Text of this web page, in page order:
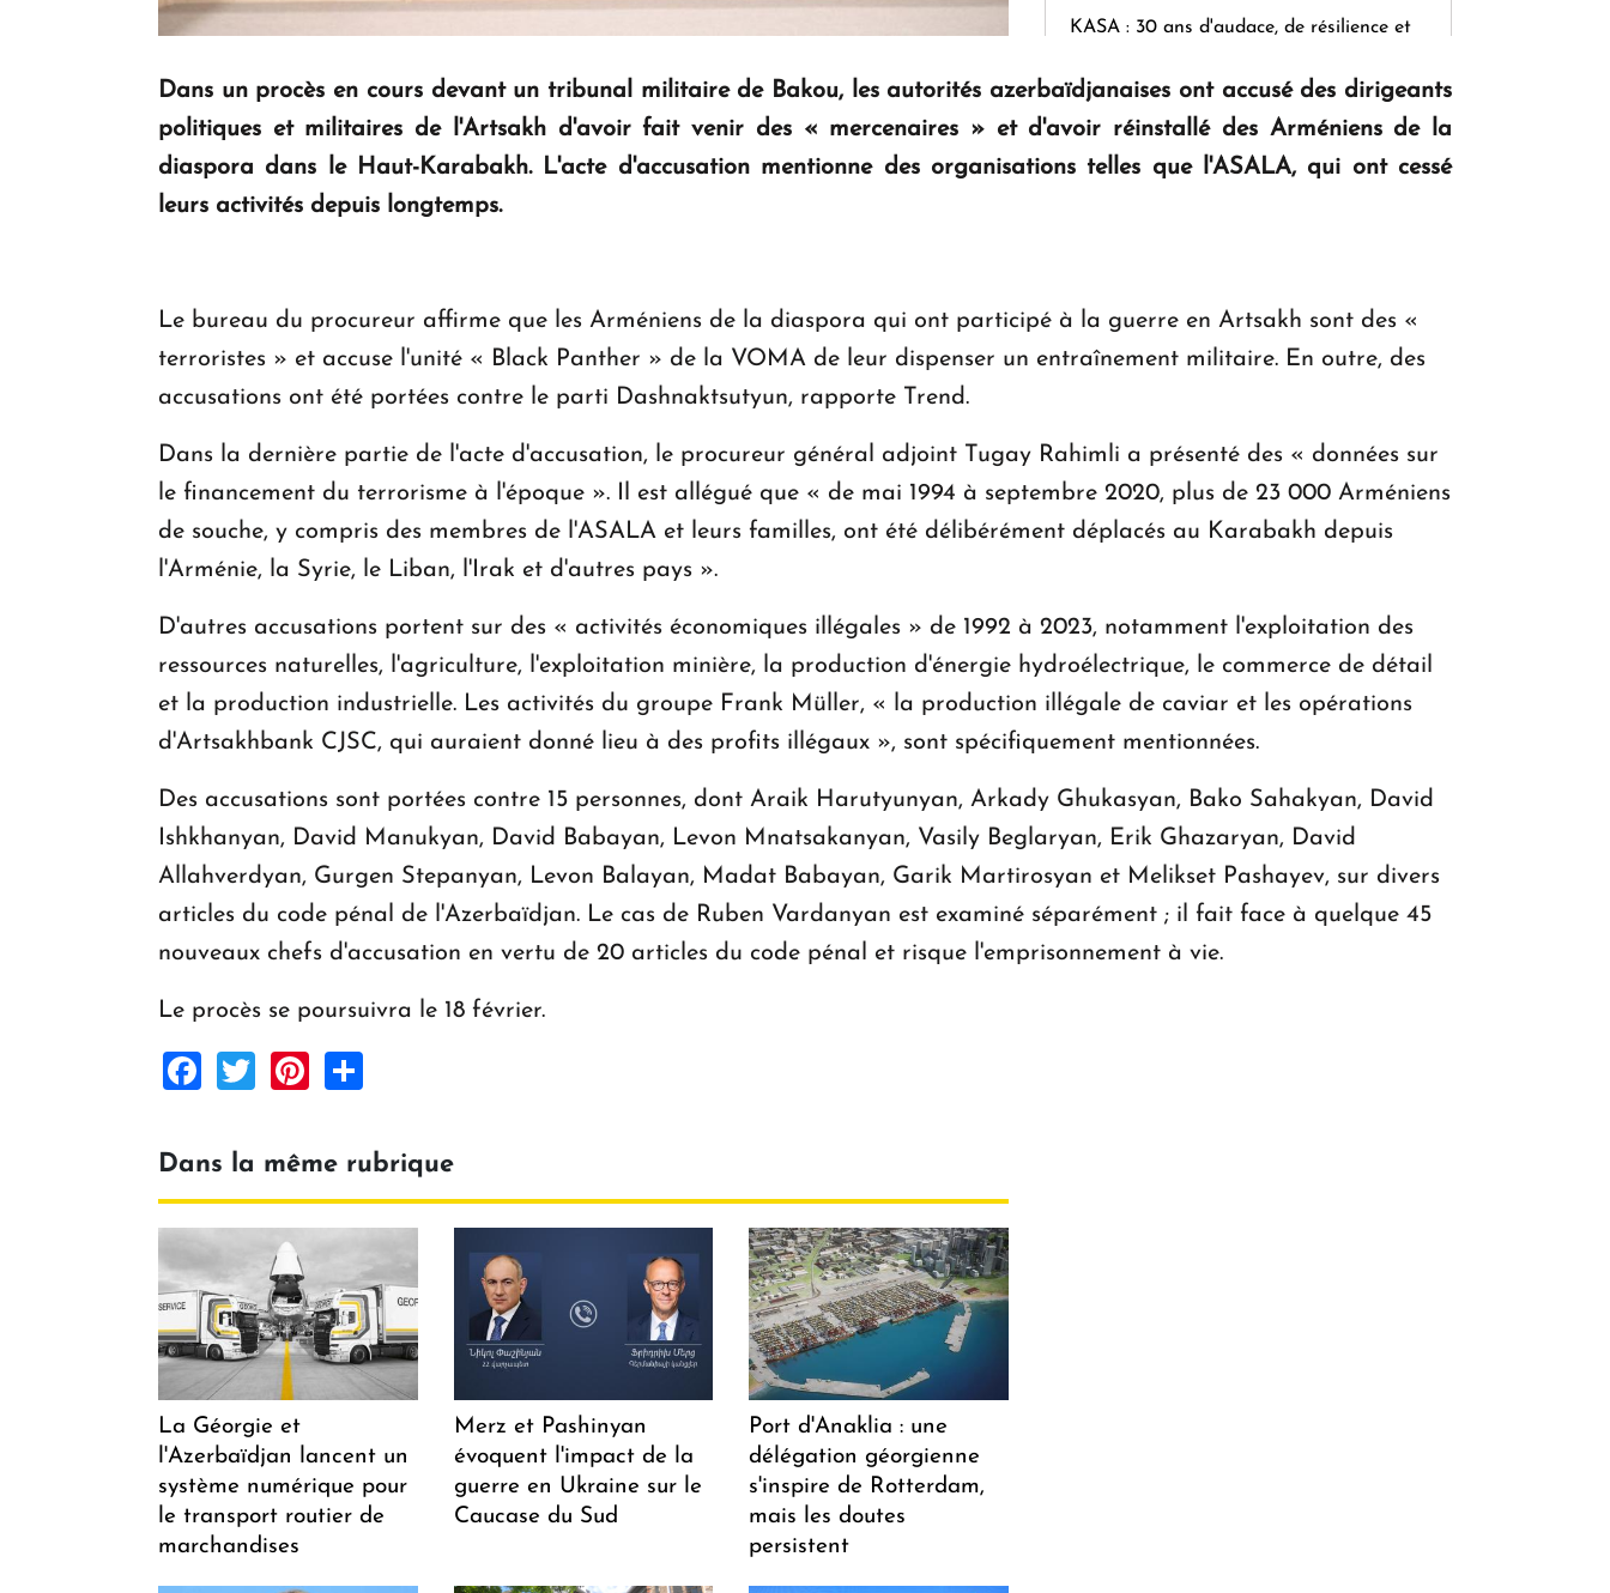
KASA : 30 ans d'audace, de résilience et
Le premier hôtel Hyatt Regency
Dans un procès en cours devant un tribunal militaire de Bakou, les autorités azerbaïdjanaises ont accusé des dirigeants
politiques et militaires de l'Artsakh d'avoir fait venir des « mercenaires » et d'avoir réinstallé des Arméniens de la
diaspora dans le Haut-Karabakh. L'acte d'accusation mentionne des organisations telles que l'ASALA, qui ont cessé
leurs activités depuis longtemps.
Le bureau du procureur affirme que les Arméniens de la diaspora qui ont participé à la guerre en Artsakh sont des «
terroristes » et accuse l'unité « Black Panther » de la VOMA de leur dispenser un entraînement militaire. En outre, des
accusations ont été portées contre le parti Dashnaktsutyun, rapporte Trend.
Dans la dernière partie de l'acte d'accusation, le procureur général adjoint Tugay Rahimli a présenté des « données sur
le financement du terrorisme à l'époque ». Il est allégué que « de mai 1994 à septembre 2020, plus de 23 000 Arméniens
de souche, y compris des membres de l'ASALA et leurs familles, ont été délibérément déplacés au Karabakh depuis
l'Arménie, la Syrie, le Liban, l'Irak et d'autres pays ».
D'autres accusations portent sur des « activités économiques illégales » de 1992 à 2023, notamment l'exploitation des
ressources naturelles, l'agriculture, l'exploitation minière, la production d'énergie hydroélectrique, le commerce de détail
et la production industrielle. Les activités du groupe Frank Müller, « la production illégale de caviar et les opérations
d'Artsakhbank CJSC, qui auraient donné lieu à des profits illégaux », sont spécifiquement mentionnées.
Des accusations sont portées contre 15 personnes, dont Araik Harutyunyan, Arkady Ghukasyan, Bako Sahakyan, David
Ishkhanyan, David Manukyan, David Babayan, Levon Mnatsakanyan, Vasily Beglaryan, Erik Ghazaryan, David
Allahverdyan, Gurgen Stepanyan, Levon Balayan, Madat Babayan, Garik Martirosyan et Melikset Pashayev, sur divers
articles du code pénal de l'Azerbaïdjan. Le cas de Ruben Vardanyan est examiné séparément ; il fait face à quelque 45
nouveaux chefs d'accusation en vertu de 20 articles du code pénal et risque l'emprisonnement à vie.
Le procès se poursuivra le 18 février.
Facebook
TwitterPinterest
Dans la même rubrique
La Géorgie et
l'Azerbaïdjan lancent un
système numérique pour
le transport routier de
marchandises
Merz et Pashinyan
évoquent l'impact de la
guerre en Ukraine sur le
Caucase du Sud
Port d'Anaklia : une
délégation géorgienne
s'inspire de Rotterdam,
mais les doutes
persistent